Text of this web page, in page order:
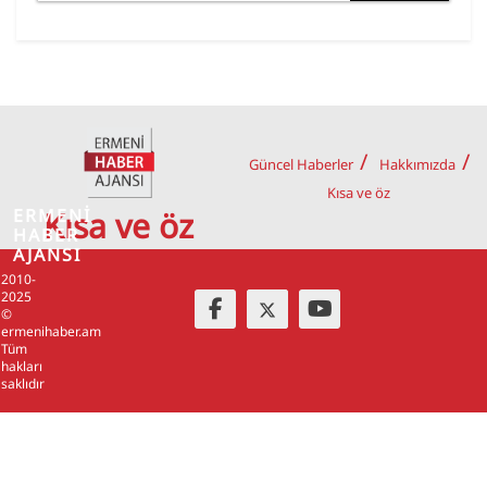
Kısa ve öz
Güncel Haberler
Hakkımızda
Kısa ve öz
2010-
2025
©
ermenihaber.am
Tüm
hakları
saklıdır
ERMENİ
HABER
AJANSI